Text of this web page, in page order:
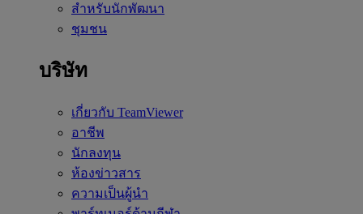
สำหรับนักพัฒนา
ชุมชน
บริษัท
เกี่ยวกับ TeamViewer
อาชีพ
นักลงทุน
ห้องข่าวสาร
ความเป็นผู้นำ